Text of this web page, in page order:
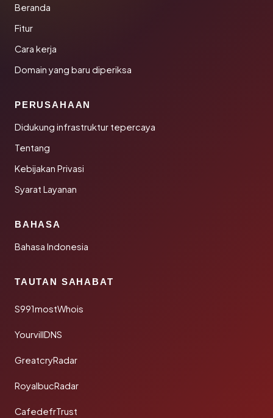
Beranda
Fitur
Cara kerja
Domain yang baru diperiksa
PERUSAHAAN
Didukung infrastruktur tepercaya
Tentang
Kebijakan Privasi
Syarat Layanan
BAHASA
Bahasa Indonesia
TAUTAN SAHABAT
S991mostWhois
YourvillDNS
GreatcryRadar
RoyalbucRadar
CafedefrTrust